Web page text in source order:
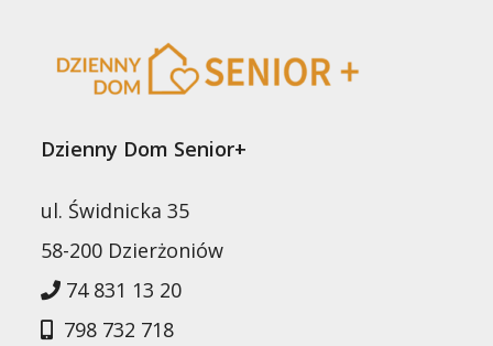
Dzienny Dom Senior+
ul. Świdnicka 35
58-200 Dzierżoniów
74 831 13 20
798 732 718